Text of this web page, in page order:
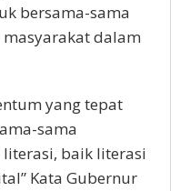
bersama-sama
dalam
yang tepat
sama
baik literasi
Kata Gubernur